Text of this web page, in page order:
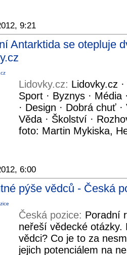
9:21
Antarktida se otepluje
Lidovky.cz: Lidovky.cz
Sport · Byznys ·
· Design · Dobrá chuť
Věda · Školství ·
foto: Martin Mykiska,
6:00
pýše vědců - Česká
Česká pozice: Poradní
neřeší vědecké
vědci? Co je to za
jejich potenciálem na